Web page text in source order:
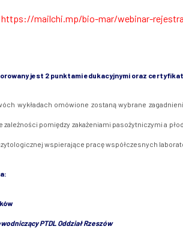
https://mailchi.mp/bio-mar/webinar-
jest 2 punktami edukacyjnymi oraz
wykładach omówione zostaną wybrane
zależności pomiędzy zakażeniami pasożytniczymi a
wspierające pracę współczesnych
PTDL Oddział Rzeszów